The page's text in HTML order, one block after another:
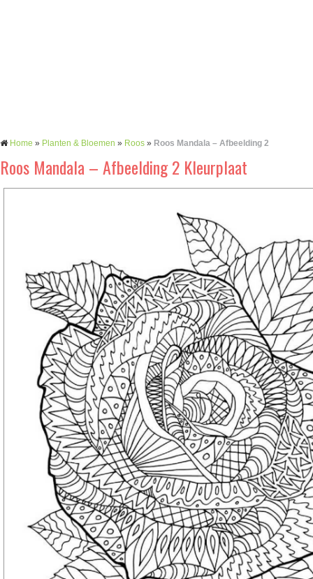
Home » Planten & Bloemen » Roos » Roos Mandala – Afbeelding 2
Roos Mandala – Afbeelding 2 Kleurplaat